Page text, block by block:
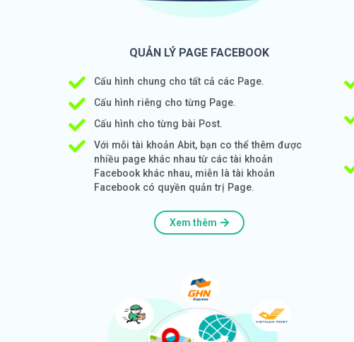
QUẢN LÝ PAGE FACEBOOK
Cấu hình chung cho tất cả các Page.
Cấu hình riêng cho từng Page.
Cấu hình cho từng bài Post.
Với mỗi tài khoản Abit, bạn co thể thêm được
nhiều page khác nhau từ các tài khoản
Facebook khác nhau, miễn là tài khoản
Facebook có quyền quản trị Page.
Xem thêm